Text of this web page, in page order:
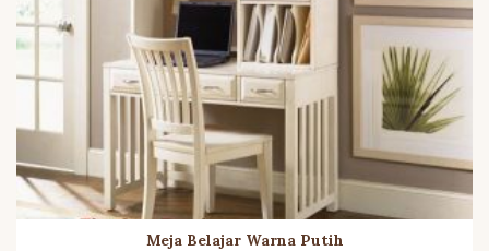
Meja Belajar Warna Putih